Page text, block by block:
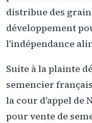
distribue des
développement
l'indépendance
Suite à la plainte
semencier
la cour d'appel de
pour vente de